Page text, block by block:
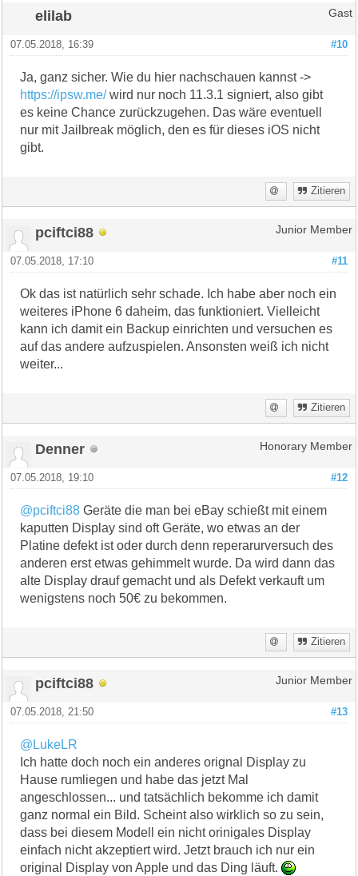
elilab Gast
#10
07.05.2018, 16:39
Ja, ganz sicher. Wie du hier nachschauen kannst ->
https://ipsw.me/wird nur noch 11.3.1 signiert, also gibt
es keine Chance zurückzugehen. Das wäre eventuell
nur mit Jailbreak möglich, den es für dieses iOS nicht
gibt.
Zitieren
pciftci88 Junior Member
#11
07.05.2018, 17:10
Ok das ist natürlich sehr schade. Ich habe aber noch ein
weiteres iPhone 6 daheim, das funktioniert. Vielleicht
kann ich damit ein Backup einrichten und versuchen es
auf das andere aufzuspielen. Ansonsten weiß ich nicht
weiter...
Zitieren
Denner Honorary Member
#12
07.05.2018, 19:10
@pciftci88 Geräte die man bei eBay schießt mit einem
kaputten Display sind oft Geräte, wo etwas an der
Platine defekt ist oder durch denn reperarurversuch des
anderen erst etwas gehimmelt wurde. Da wird dann das
alte Display drauf gemacht und als Defekt verkauft um
wenigstens noch 50€ zu bekommen.
Zitieren
pciftci88 Junior Member
#13
07.05.2018, 21:50
@LukeLR
Ich hatte doch noch ein anderes orignal Display zu
Hause rumliegen und habe das jetzt Mal
angeschlossen... und tatsächlich bekomme ich damit
ganz normal ein Bild. Scheint also wirklich so zu sein,
dass bei diesem Modell ein nicht orinigales Display
einfach nicht akzeptiert wird. Jetzt brauch ich nur ein
original Display von Apple und das Ding läuft.